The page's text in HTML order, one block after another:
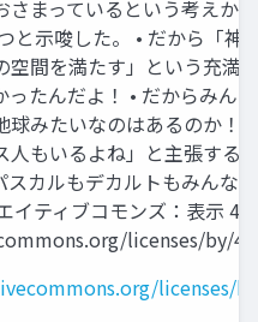
さまっているという考えか
と示唆した。 • だから「神
空間を満たす」という充満
ったんだよ！ • だからみん
球みたいなのはあるのか！
人もいるよね」と主張する
スカルもデカルトもみんな
イティブコモンズ：表示
licenses/by/
licenses/